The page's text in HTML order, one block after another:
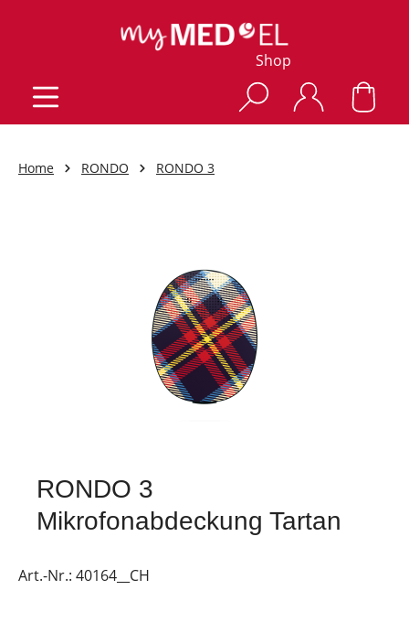
Shop
Home RONDO RONDO 3
RONDO 3
Mikrofonabdeckung Tartan
Art.-Nr.: 40164__CH